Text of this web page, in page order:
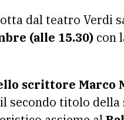
dal teatro Verdi
(alle 15.30) con
scrittore Marco
secondo titolo